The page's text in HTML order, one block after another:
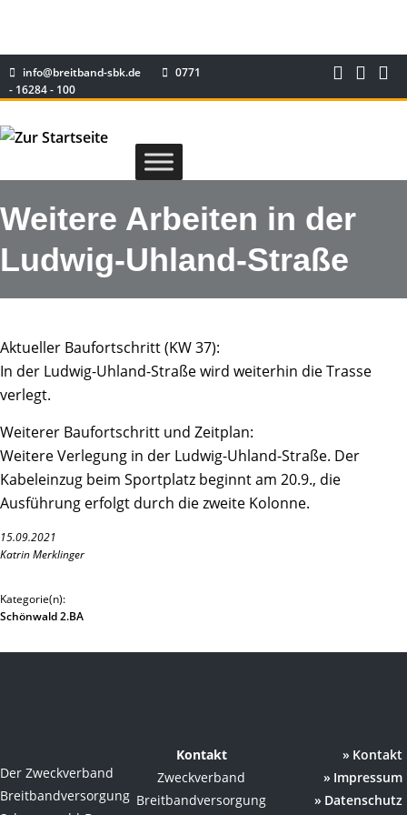
info@breitband-sbk.de
0771
- 16284 - 100
Weitere Arbeiten in der
Ludwig-Uhland-Straße
Aktueller Baufortschritt (KW 37):
In der Ludwig-Uhland-Straße wird weiterhin die Trasse
verlegt.
Weiterer Baufortschritt und Zeitplan:
Weitere Verlegung in der Ludwig-Uhland-Straße. Der
Kabeleinzug beim Sportplatz beginnt am 20.9., die
Ausführung erfolgt durch die zweite Kolonne.
15.09.2021
Katrin Merklinger
Kategorie(n):
Schönwald 2.BA
Der Zweckverband
Breitbandversorgung
Kontakt
Zweckverband
Breitbandversorgung
Kontakt
Impressum
Datenschutz